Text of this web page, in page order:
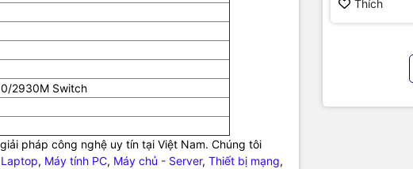
2930M Switch
pháp công nghệ uy tín tại Việt Nam. Chúng tôi
Laptop, Máy tính PC, Máy chủ - Server, Thiết bị mạng,
chính hãng
Thích